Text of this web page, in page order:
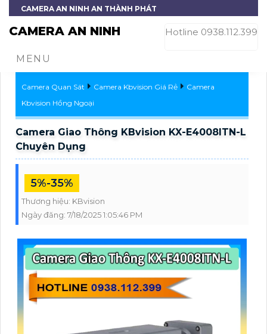
CAMERA AN NINH AN THÀNH PHÁT
CAMERA AN NINH Hotline 0938.112.399
MENU
Camera Quan Sát Camera Kbvision Giá Rẻ
Camera
Kbvision Hồng Ngoại
Camera Giao Thông KBvision KX-E4008ITN-L
Chuyên Dụng
5%-35%
Thương hiệu: KBvision
Ngày đăng: 7/18/2025 1:05:46 PM